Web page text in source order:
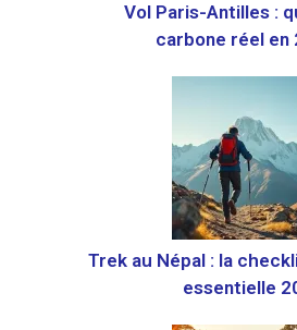
Vol Paris-Antilles :
carbone réel en
Trek au Népal : la
essentielle